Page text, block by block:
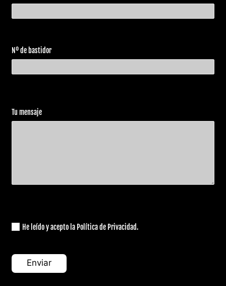
Nº de bastidor
Tu mensaje
He leído y acepto la Política de Privacidad.